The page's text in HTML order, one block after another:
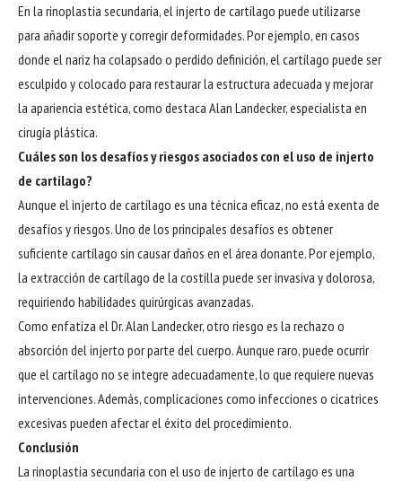
En la rinoplastia secundaria, el injerto de cartílago puede utilizarse
para añadir soporte y corregir deformidades. Por ejemplo, en casos
donde el nariz ha colapsado o perdido definición, el cartílago puede ser
esculpido y colocado para restaurar la estructura adecuada y mejorar
la apariencia estética, como destaca Alan Landecker, especialista en
cirugía plástica.
Cuáles son los desafíos y riesgos asociados con el uso de injerto
de cartílago?
Aunque el injerto de cartílago es una técnica eficaz, no está exenta de
desafíos y riesgos. Uno de los principales desafíos es obtener
suficiente cartílago sin causar daños en el área donante. Por ejemplo,
la extracción de cartílago de la costilla puede ser invasiva y dolorosa,
requiriendo habilidades quirúrgicas avanzadas.
Como enfatiza el Dr. Alan Landecker, otro riesgo es la rechazo o
absorción del injerto por parte del cuerpo. Aunque raro, puede ocurrir
que el cartílago no se integre adecuadamente, lo que requiere nuevas
intervenciones. Además, complicaciones como infecciones o cicatrices
excesivas pueden afectar el éxito del procedimiento.
Conclusión
La rinoplastia secundaria con el uso de injerto de cartílago es una